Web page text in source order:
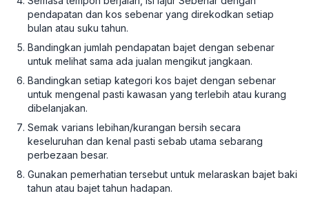
pendapatan dan kos sebenar yang direkodkan setiap
bulan atau suku tahun.
Bandingkan jumlah pendapatan bajet dengan sebenar
untuk melihat sama ada jualan mengikut jangkaan.
Bandingkan setiap kategori kos bajet dengan sebenar
untuk mengenal pasti kawasan yang terlebih atau kurang
dibelanjakan.
Semak varians lebihan/kurangan bersih secara
keseluruhan dan kenal pasti sebab utama sebarang
perbezaan besar.
Gunakan pemerhatian tersebut untuk melaraskan bajet baki
tahun atau bajet tahun hadapan.